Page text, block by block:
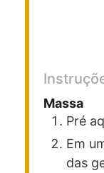
Massa
Pré
Em
das